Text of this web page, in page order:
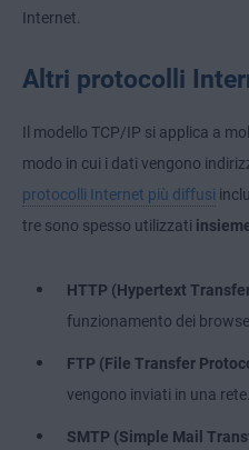
Internet.
Altri protocolli
Il modello TCP/IP si applica a
modo in cui i dati vengono
protocolli Internet più diffusi
tre sono spesso utilizzati
HTTP (Hypertext
funzionamento dei
FTP (File Transfer
vengono inviati in una rete.
SMTP (Simple Mail